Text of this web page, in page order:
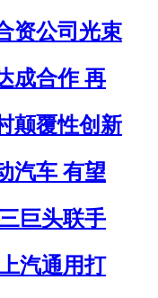
资公司光束
成合作 再
颠覆性创新
汽车 有望
巨头联手
汽通用打